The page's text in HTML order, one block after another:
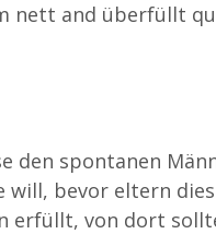
nett and überfüllt
den spontanen
bevor eltern
erfüllt, von dort